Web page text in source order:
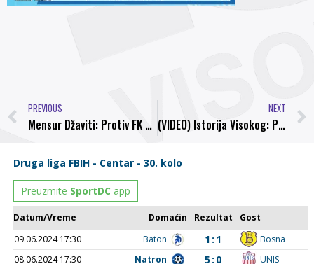
PREVIOUS
Mensur Džaviti: Protiv FK Borac moramo ući hladne glave i ne dozvoliti da nas pobjeda iz Vogošće ponese
NEXT
(VIDEO) Istorija Visokog: Prijateljski meč FK “Bosna” – Jugoslavija 1:0